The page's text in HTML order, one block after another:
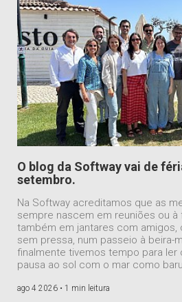
O blog da Softway vai de
setembro.
Na Softway acreditamos que as
sempre nascem em reuniões ou
também em jantares com amigos,
sem pressa, num passeio à beira-
finalmente tivemos tempo para ler
pausa ao sol com o mar como
ago 4 2026 • 1 min leitura